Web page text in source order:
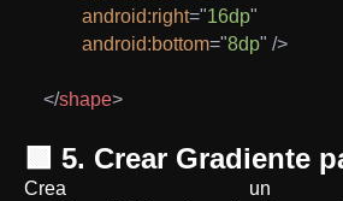
android:right="16dp"
android:bottom="8dp" />
</shape>
🟩 5. Crear Gradiente
Crea un